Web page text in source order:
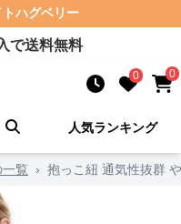
ハグベリー
で送料無料
0 0
人気ランキング
覧 › 抱っこ紐 通気性抜群